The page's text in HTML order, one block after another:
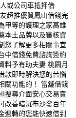
或公司車抵押借
超推優質鳳山借錢完
甲等的護理之家高雄
本土品牌以及審核資
您了解更多相關事宜
中借錢免費諮詢簽約
料予有助夫妻 桃園月
款即時解決您的苦惱
關功能的！ 當舖借錢
搜尋介面安心交易賣
改善暗沉布沙發百年
週轉的您能快速借到